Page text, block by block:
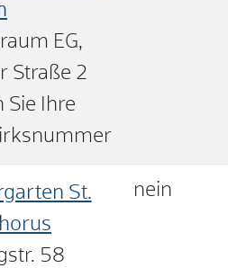
EG,
Straße 2
Sie Ihre
St.
58
nein